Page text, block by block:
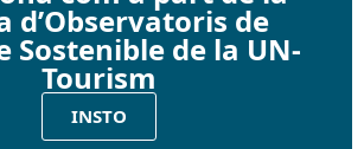
d’Observatoris de
Sostenible de la UN-
Tourism
INSTO